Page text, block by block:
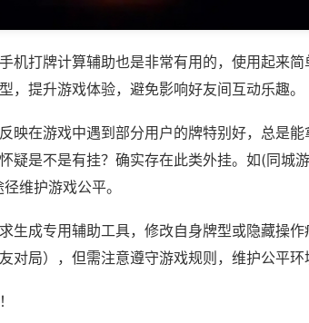
机打牌计算辅助也是非常有用的，使用起来
，提升游戏体验，避免影响好友间互动乐趣。
映在游戏中遇到部分用户的牌特别好，总是
疑是不是有挂？确实存在此类外挂。如(同城
维护游戏公平。
生成专用辅助工具，修改自身牌型或隐藏操作
对局），但需注意遵守游戏规则，维护公平环